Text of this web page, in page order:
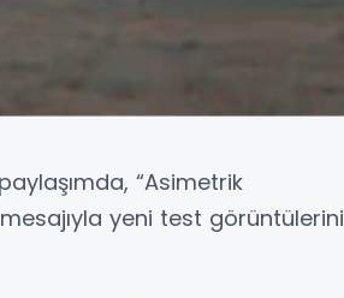
“Asimetrik
mesajıyla yeni test görüntülerini